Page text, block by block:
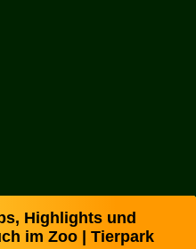
Highlights und
im Zoo | Tierpark